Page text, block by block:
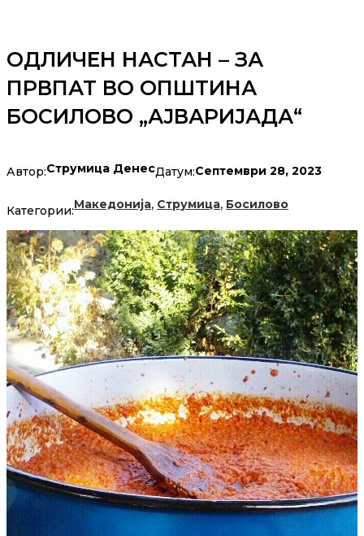
ОДЛИЧЕН НАСТАН – ЗА
ПРВПАТ ВО ОПШТИНА
БОСИЛОВО „АЈВАРИЈАДА“
Автор:Струмица ДенесДатум:Септември 28, 2023
Категории:Македонија, Струмица, Босилово